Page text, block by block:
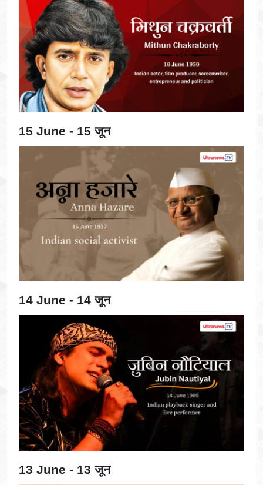
15 June - 15 जून
14 June - 14 जून
13 June - 13 जून